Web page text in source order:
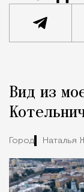
Город
Вид из
Город Наталья